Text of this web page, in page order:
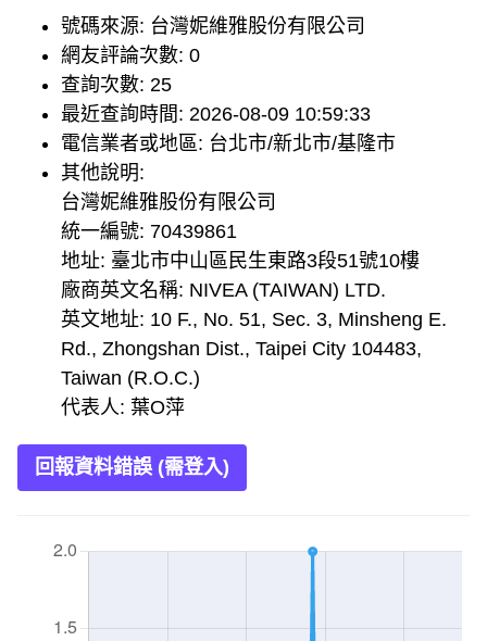
號碼來源: 台灣妮維雅股份有限公司
網友評論次數: 0
查詢次數: 25
最近查詢時間: 2026-08-09 10:59:33
電信業者或地區: 台北市/新北市/基隆市
其他說明:
台灣妮維雅股份有限公司
統一編號: 70439861
地址: 臺北市中山區民生東路3段51號10樓
廠商英文名稱: NIVEA (TAIWAN) LTD.
英文地址: 10 F., No. 51, Sec. 3, Minsheng E.
Rd., Zhongshan Dist., Taipei City 104483,
Taiwan (R.O.C.)
代表人: 葉O萍
回報資料錯誤 (需登入)